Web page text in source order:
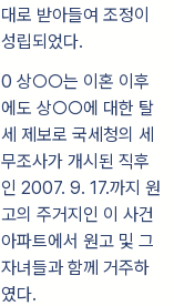
대로 받아들여 조정이
성립되었다.
0 상○○는 이혼 이후
에도 상○○에 대한 탈
세 제보로 국세청의 세
무조사가 개시된 직후
인 2007. 9. 17.까지 원
고의 주거지인 이 사건
아파트에서 원고 및 그
자녀들과 함께 거주하
였다.